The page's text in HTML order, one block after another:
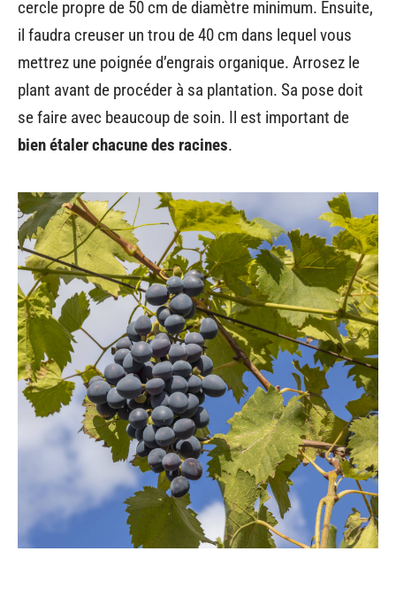
cercle propre de 50 cm de diamètre minimum. Ensuite,
il faudra creuser un trou de 40 cm dans lequel vous
mettrez une poignée d’engrais organique. Arrosez le
plant avant de procéder à sa plantation. Sa pose doit
se faire avec beaucoup de soin. Il est important de
bien étaler chacune des racines.